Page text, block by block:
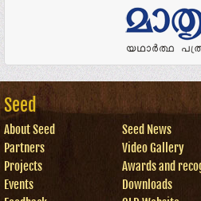
Seed
About Seed
Partners
Projects
Events
Seed News
Video Gallery
Awards and
Downloads